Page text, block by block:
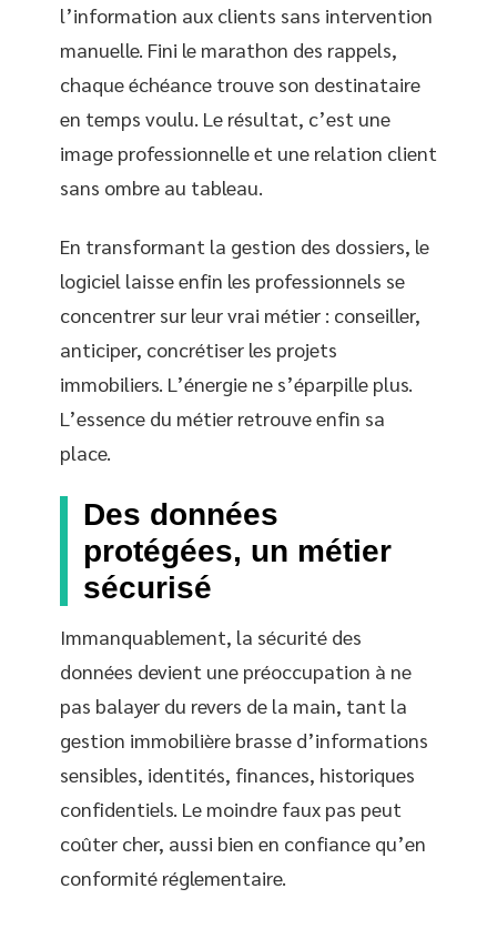
l’information aux clients sans intervention
manuelle. Fini le marathon des rappels,
chaque échéance trouve son destinataire
en temps voulu. Le résultat, c’est une
image professionnelle et une relation client
sans ombre au tableau.
En transformant la gestion des dossiers, le
logiciel laisse enfin les professionnels se
concentrer sur leur vrai métier : conseiller,
anticiper, concrétiser les projets
immobiliers. L’énergie ne s’éparpille plus.
L’essence du métier retrouve enfin sa
place.
Des données
protégées, un métier
sécurisé
Immanquablement, la sécurité des
données devient une préoccupation à ne
pas balayer du revers de la main, tant la
gestion immobilière brasse d’informations
sensibles, identités, finances, historiques
confidentiels. Le moindre faux pas peut
coûter cher, aussi bien en confiance qu’en
conformité réglementaire.